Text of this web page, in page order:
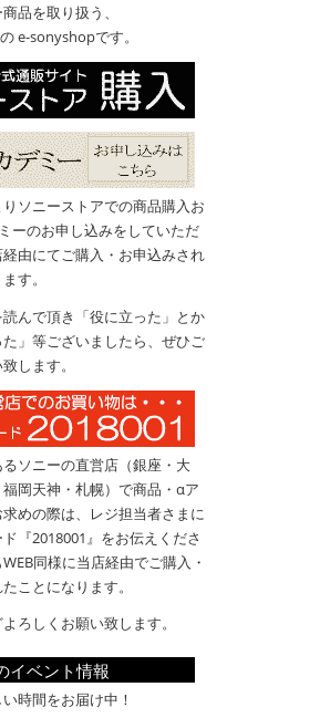
品を取り扱う、
e-sonyshopです。
ソニーストアでの商品購入お
ーのお申し込みをしていただ
由にてご購入・お申込みされ
す。
んで頂き「役に立った」とか
た」等ございましたら、ぜひご
します。
るソニーの直営店（銀座・大
岡天神・札幌）で商品・αア
めの際は、レジ担当者さまに
『2018001』をお伝えくださ
同様に当店経由でご購入・
ことになります。
ろしくお願い致します。
イベント情報
時間をお届け中！